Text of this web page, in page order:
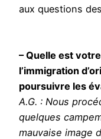
aux questions
– Quelle est
l’immigration
poursuivre les
A.G. : Nous
quelques
mauvaise image